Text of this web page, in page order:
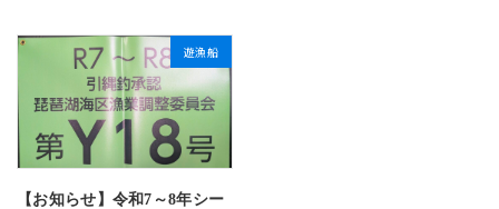
遊漁船
【お知らせ】令和7～8年シー